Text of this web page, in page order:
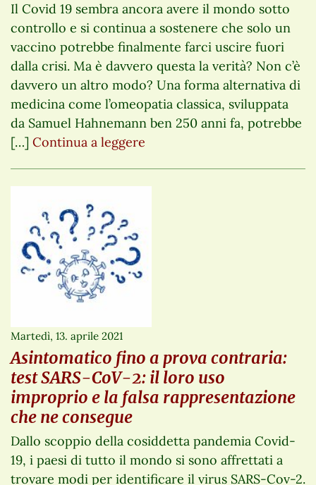
Il Covid 19 sembra ancora avere il mondo sotto
controllo e si continua a sostenere che solo un
vaccino potrebbe finalmente farci uscire fuori
dalla crisi. Ma è davvero questa la verità? Non c’è
davvero un altro modo? Una forma alternativa di
medicina come l’omeopatia classica, sviluppata
da Samuel Hahnemann ben 250 anni fa, potrebbe
[…] Continua a leggere
Martedì, 13. aprile 2021
Asintomatico fino a prova contraria:
test SARS-CoV-2: il loro uso
improprio e la falsa rappresentazione
che ne consegue
Dallo scoppio della cosiddetta pandemia Covid-
19, i paesi di tutto il mondo si sono affrettati a
trovare modi per identificare il virus SARS-Cov-2.